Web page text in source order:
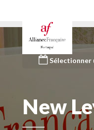
Sélectionner
New